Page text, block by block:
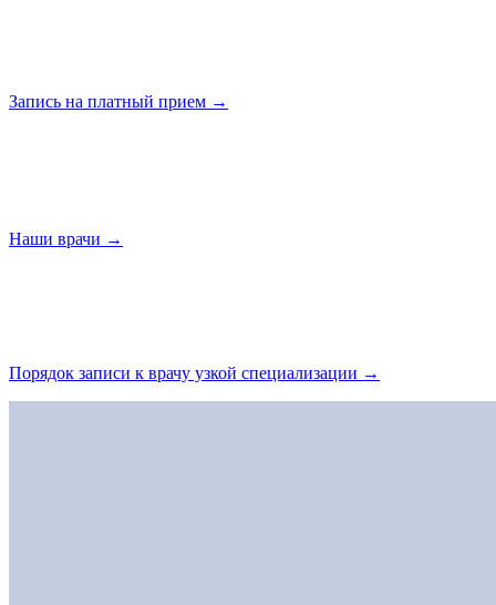
Запись на платный прием →
Наши врачи →
Порядок записи к врачу узкой специализации →